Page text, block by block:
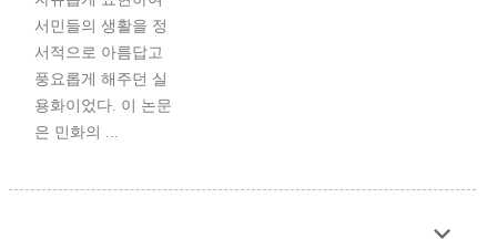
서민들의 생활을 정
서적으로 아름답고
풍요롭게 해주던 실
용화이었다. 이 논문
은 민화의 ...